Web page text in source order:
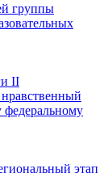
группы
II
федеральному
этап